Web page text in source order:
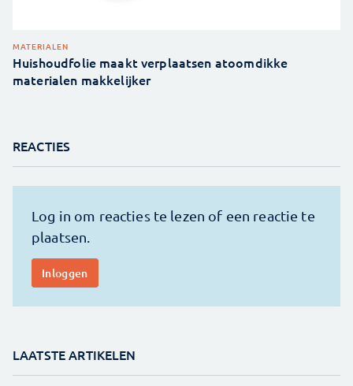
MATERIALEN
Huishoudfolie maakt verplaatsen atoomdikke
materialen makkelijker
REACTIES
LAATSTE ARTIKELEN